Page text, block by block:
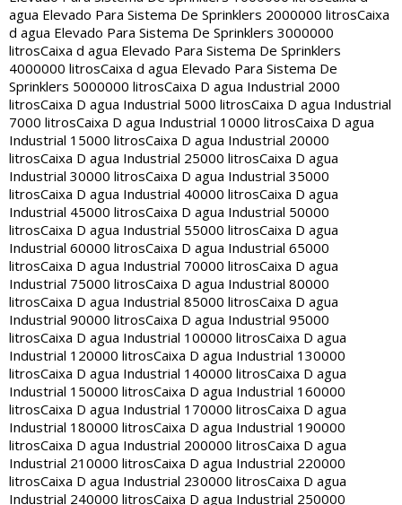
agua Elevado Para Sistema De Sprinklers 2000000 litrosCaixa
d agua Elevado Para Sistema De Sprinklers 3000000
litrosCaixa d agua Elevado Para Sistema De Sprinklers
4000000 litrosCaixa d agua Elevado Para Sistema De
Sprinklers 5000000 litrosCaixa D agua Industrial 2000
litrosCaixa D agua Industrial 5000 litrosCaixa D agua Industrial
7000 litrosCaixa D agua Industrial 10000 litrosCaixa D agua
Industrial 15000 litrosCaixa D agua Industrial 20000
litrosCaixa D agua Industrial 25000 litrosCaixa D agua
Industrial 30000 litrosCaixa D agua Industrial 35000
litrosCaixa D agua Industrial 40000 litrosCaixa D agua
Industrial 45000 litrosCaixa D agua Industrial 50000
litrosCaixa D agua Industrial 55000 litrosCaixa D agua
Industrial 60000 litrosCaixa D agua Industrial 65000
litrosCaixa D agua Industrial 70000 litrosCaixa D agua
Industrial 75000 litrosCaixa D agua Industrial 80000
litrosCaixa D agua Industrial 85000 litrosCaixa D agua
Industrial 90000 litrosCaixa D agua Industrial 95000
litrosCaixa D agua Industrial 100000 litrosCaixa D agua
Industrial 120000 litrosCaixa D agua Industrial 130000
litrosCaixa D agua Industrial 140000 litrosCaixa D agua
Industrial 150000 litrosCaixa D agua Industrial 160000
litrosCaixa D agua Industrial 170000 litrosCaixa D agua
Industrial 180000 litrosCaixa D agua Industrial 190000
litrosCaixa D agua Industrial 200000 litrosCaixa D agua
Industrial 210000 litrosCaixa D agua Industrial 220000
litrosCaixa D agua Industrial 230000 litrosCaixa D agua
Industrial 240000 litrosCaixa D agua Industrial 250000